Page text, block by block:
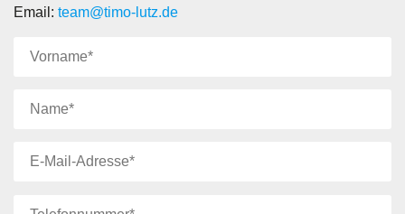
Email: team@timo-lutz.de